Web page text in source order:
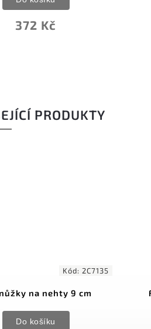
PRODUKTY
Fox nůžky na nehty i kůži